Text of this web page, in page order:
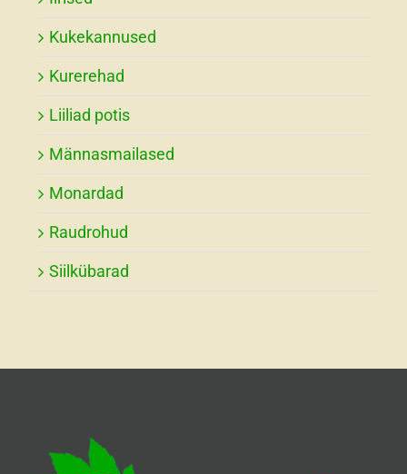
Kukekannused
Kurerehad
Liiliad potis
Männasmailased
Monardad
Raudrohud
Siilkübarad